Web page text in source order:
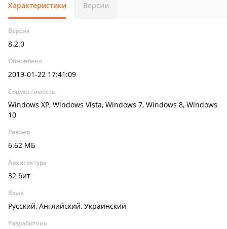
Характеристики Версии
Версия
8.2.0
Обновлено
2019-01-22 17:41:09
Совместимость
Windows XP, Windows Vista, Windows 7, Windows 8, Windows
10
Размер
6.62 МБ
Архитектура
32 бит
Язык
Русский, Английский, Украинский
Разработчик